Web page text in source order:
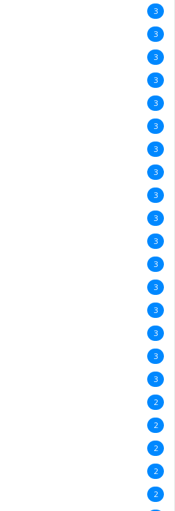
3
3
3
3
3
3
3
3
3
2
2
2
2
2
2
2
2
2
2
2
2
2